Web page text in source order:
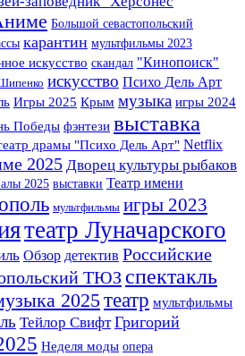
Большой севастопольский
карантин мультфильмы 2023
искусство скандал "Кинопоиск"
искусство Психо Дель Арт
Игры 2025 Крым музыка игры 2024
Победы фэнтези выставка
драмы "Психо Дель Арт" Netflix
2025 Дворец культуры рыбаков
2025 выставки Театр имени
мультфильмы игры 2023
театр Луначарского
Обзор детектив Российские
ТЮЗ спектакль
2025театр мультфильмы
Тейлор Свифт Григорий
Неделя моды опера